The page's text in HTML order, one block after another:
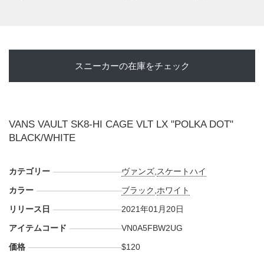
スニーカーの在庫をチェック
VANS VAULT SK8-HI CAGE VLT LX "POLKA DOT"
BLACK/WHITE
カテゴリー ヴァンズ スケートハイ
カラー
ブラック ホワイト
リリース日
2021年01月20日
アイテムコード
VN0A5FBW2UG
価格
$120